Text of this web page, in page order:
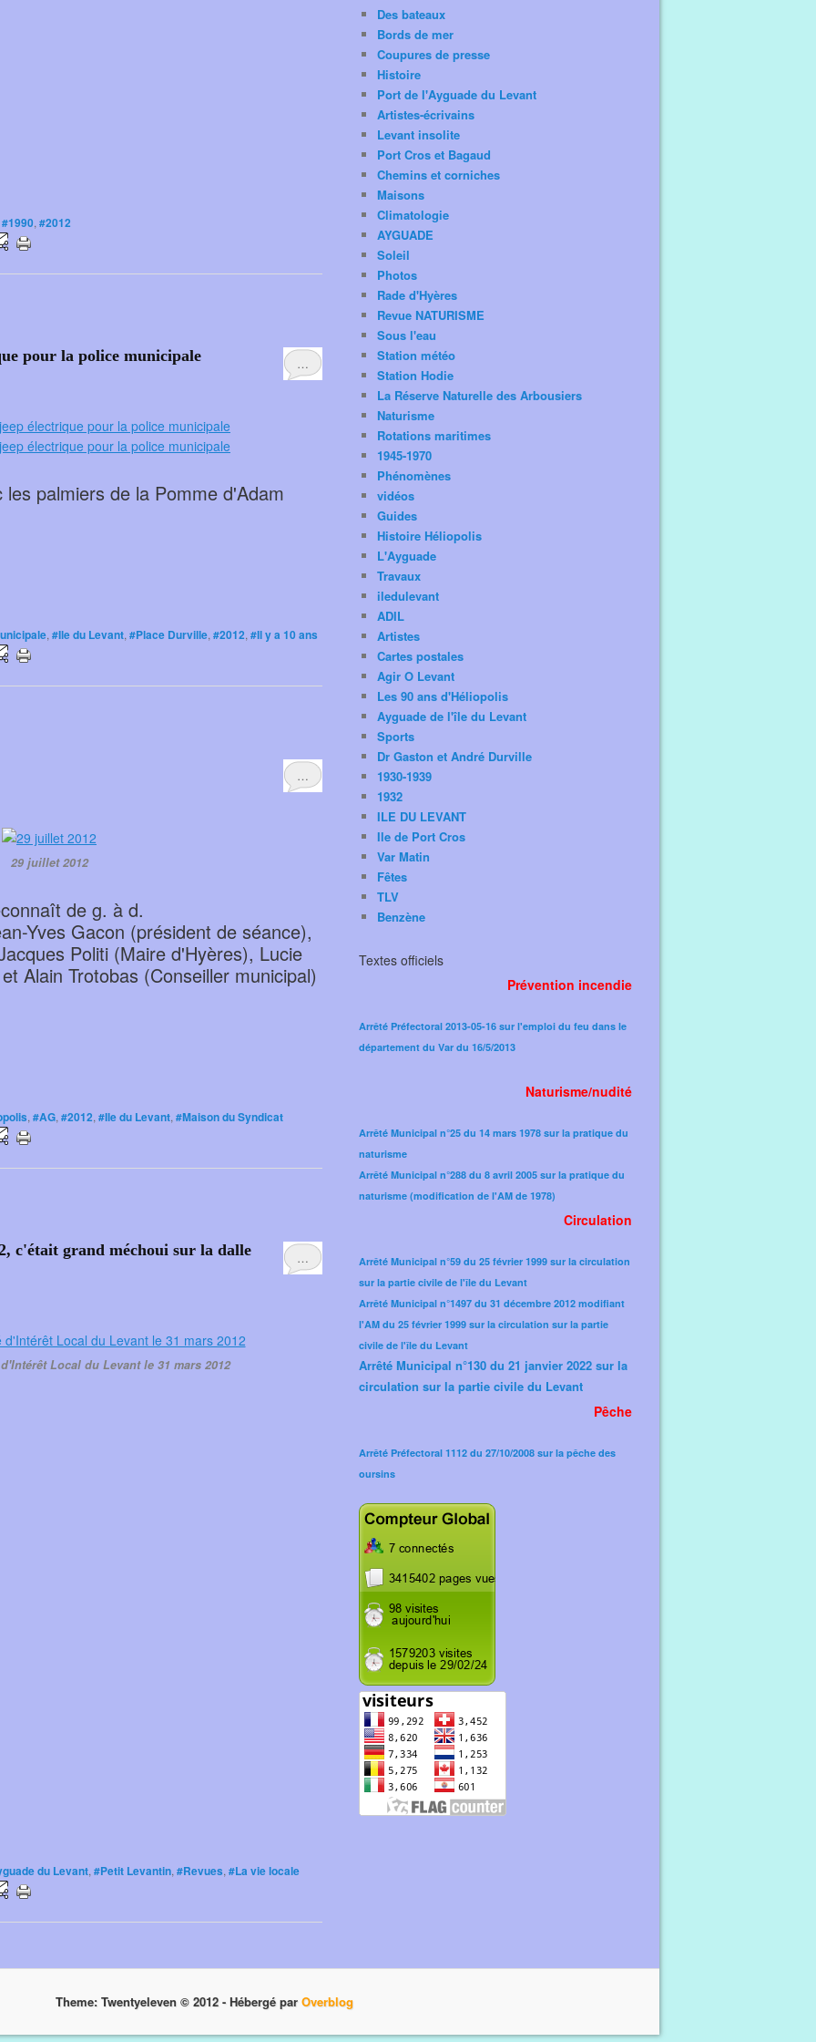
#1990, #2012
…
pour la police municipale
palmiers de la Pomme d'Adam
, #Ile du Levant, #Place Durville, #2012, #Il y a 10 ans
…
29 juillet 2012
de g. à d.
Yves Gacon (président de séance),
Politi (Maire d'Hyères), Lucie
Alain Trotobas (Conseiller municipal)
, #AG, #2012, #Ile du Levant, #Maison du Syndicat
…
c'était grand méchoui sur la dalle
Local du Levant le 31 mars 2012
du Levant, #Petit Levantin, #Revues, #La vie locale
Des bateaux
Bords de mer
Coupures de presse
Histoire
Port de l'Ayguade du Levant
Artistes-écrivains
Levant insolite
Port Cros et Bagaud
Chemins et corniches
Maisons
Climatologie
AYGUADE
Soleil
Photos
Rade d'Hyères
Revue NATURISME
Sous l'eau
Station météo
Station Hodie
La Réserve Naturelle des Arbousiers
Naturisme
Rotations maritimes
1945-1970
Phénomènes
vidéos
Guides
Histoire Héliopolis
L'Ayguade
Travaux
iledulevant
ADIL
Artistes
Cartes postales
Agir O Levant
Les 90 ans d'Héliopolis
Ayguade de l'île du Levant
Sports
Dr Gaston et André Durville
1930-1939
1932
ILE DU LEVANT
Ile de Port Cros
Var Matin
Fêtes
TLV
Benzène
Textes officiels
Prévention incendie
Arrêté Préfectoral 2013-05-16 sur l'emploi du feu dans le
département du Var du 16/5/2013
Naturisme/nudité
Arrêté Municipal n°25 du 14 mars 1978 sur la pratique du
naturisme
Arrêté Municipal n°288 du 8 avril 2005 sur la pratique du
naturisme (modification de l'AM de 1978)​
Circulation
Arrêté Municipal n°59 du 25 février 1999 sur la circulation
sur la partie civile de l'île du Levant
Arrêté Municipal n°1497 du 31 décembre 2012 modifiant
l'AM du 25 février 1999 sur la circulation sur la partie
civile de l'île du Levant
Arrêté Municipal n°130 du 21 janvier 2022 sur la
circulation sur la partie civile du Levant
Pêche
Arrêté Préfectoral 1112 du 27/10/2008 sur la pêche des
oursins
Theme: Twentyeleven © 2012 - Hébergé par Overblog